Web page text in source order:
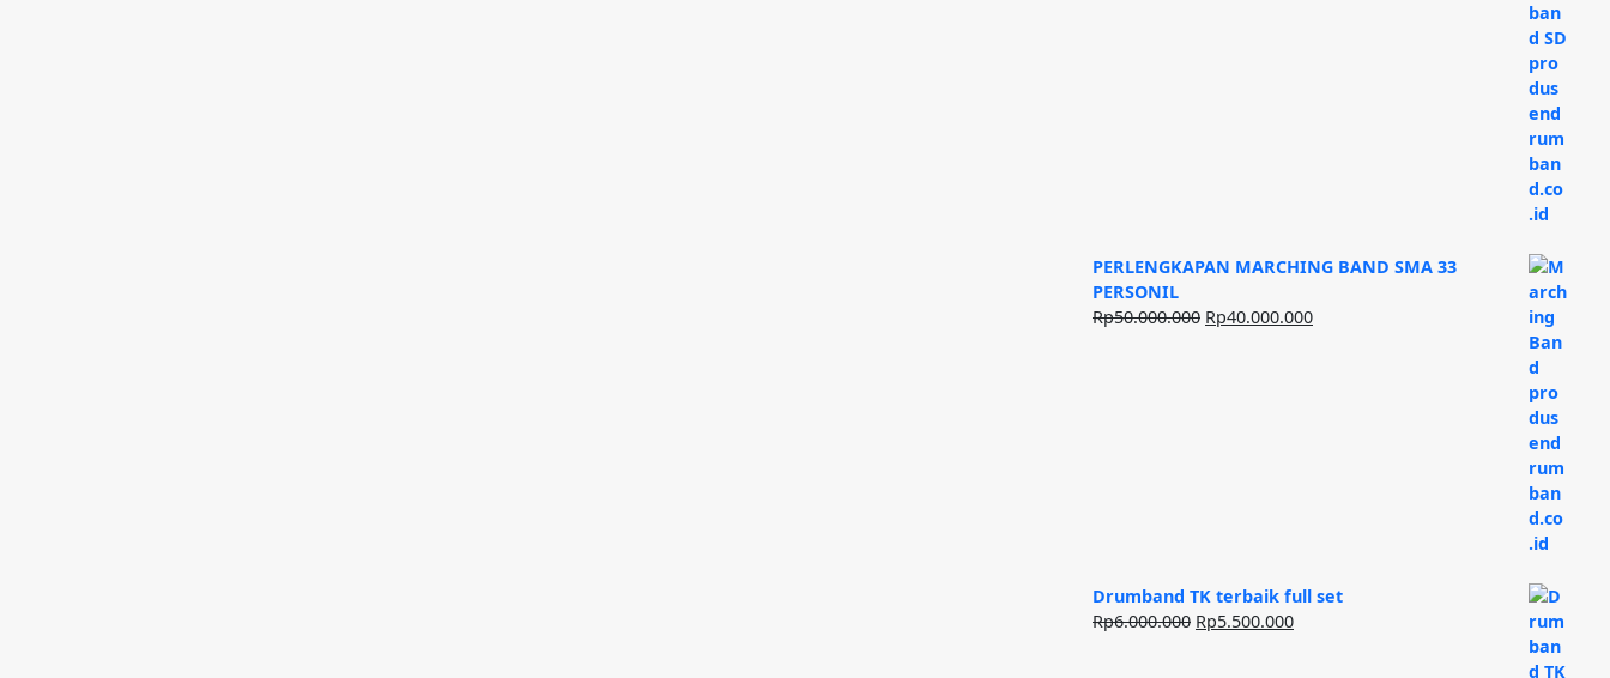
PERLENGKAPAN MARCHING BAND SMA 33
PERSONIL
Rp50.000.000 Harga
Rp40.000.000Harga
Drumband TK terbaik full set
Rp6.000.000 Harga
Rp5.500.000Harga